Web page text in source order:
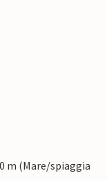
m (Mare/spiaggia